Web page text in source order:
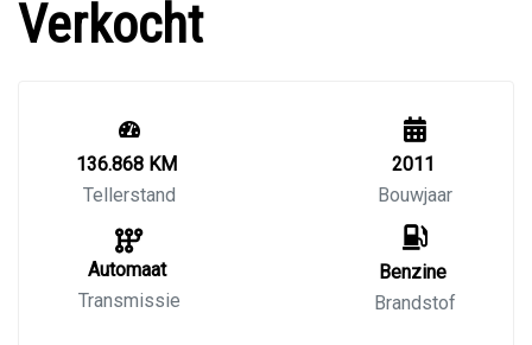
Verkocht
136.868 KM
Tellerstand
Automaat
Transmissie
2011
Bouwjaar
Benzine
Brandstof